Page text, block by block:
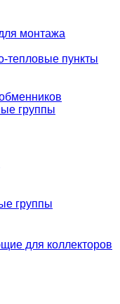
монтажа
тепловые пункты
группы
группы
для коллекторов